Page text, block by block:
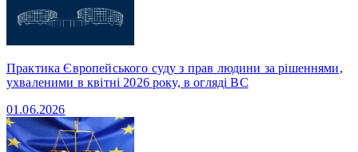
Практика Європейського суду з прав людини за рішеннями,
ухваленими в квітні 2026 року, в огляді ВС
01.06.2026